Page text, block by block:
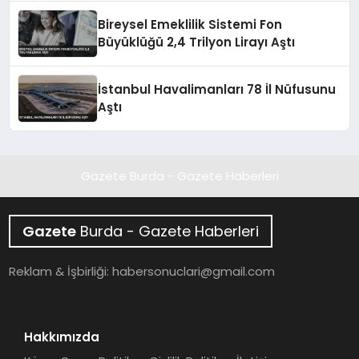
Bireysel Emeklilik Sistemi Fon
Büyüklüğü 2,4 Trilyon Lirayı Aştı
İstanbul Havalimanları 78 İl Nüfusunu
Aştı
Gazete Burda - Gazete Haberleri
Gazete Burda - Gazete Haberleri
Reklam & İşbirliği:habersonuclari@gmail.com
Hakkımızda